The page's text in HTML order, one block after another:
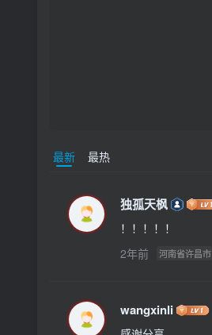
最新 最热
独孤天枫
！！！！！
2年前
河南省许昌市
wangxinli